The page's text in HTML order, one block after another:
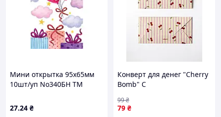
Мини открытка 95х65мм
10шт/уп No340БН ТМ
27.24 ₴
Конверт для денег "Cherry
Bomb" C
79 ₴
99₴